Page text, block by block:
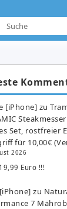
[iPhone] zu
Set, rostfreier
für 10,00€
2026
Euro !!!
zu
7